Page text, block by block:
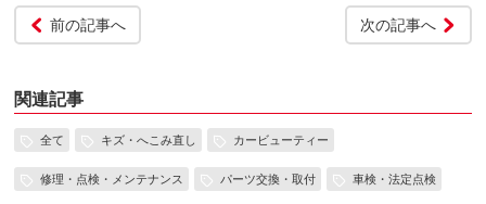
前の記事へ 次の記事へ
関連記事
全て キズ・へこみ直し カービューティー
修理・点検・メンテナンス パーツ交換・取付 車検・法定点検